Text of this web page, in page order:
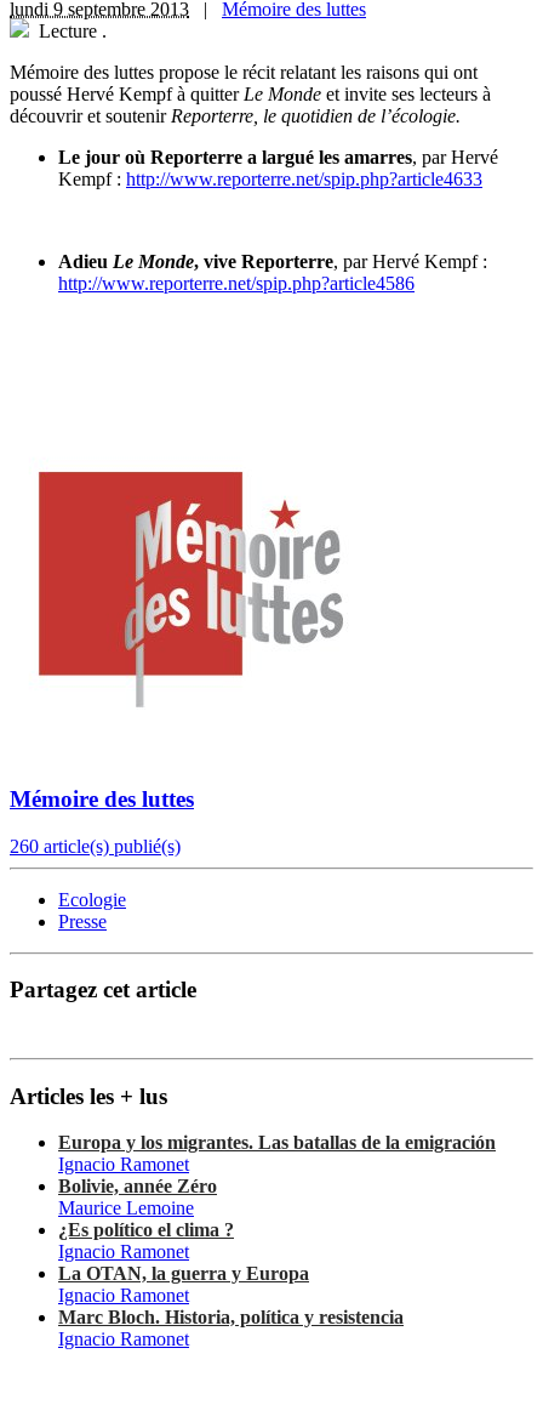
lundi 9 septembre 2013 | Mémoire des luttes
Lecture .
Mémoire des luttes propose le récit relatant les raisons qui ont
poussé Hervé Kempf à quitter Le Monde et invite ses lecteurs à
découvrir et soutenir Reporterre, le quotidien de l’écologie.
Le jour où Reporterre a largué les amarres, par Hervé
Kempf : http://www.reporterre.net/spip.php?article4633
Adieu Le Monde, vive Reporterre, par Hervé Kempf :
http://www.reporterre.net/spip.php?article4586
Mémoire des luttes
260 article(s) publié(s)
Ecologie
Presse
Partagez cet article
Articles les + lus
Europa y los migrantes. Las batallas de la emigración
Ignacio Ramonet
Bolivie, année Zéro
Maurice Lemoine
¿Es político el clima ?
Ignacio Ramonet
La OTAN, la guerra y Europa
Ignacio Ramonet
Marc Bloch. Historia, política y resistencia
Ignacio Ramonet